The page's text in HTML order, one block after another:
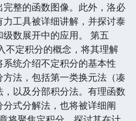
整的函数图像。此外，洛必
工具被详细讲解，并探讨泰
数展开中的应用。 第五
不定积分的概念，将其理解
统介绍不定积分的基本性
法，包括第一类换元法（凑
以及分部积分法。有理函数
式分解法，也将被详细阐